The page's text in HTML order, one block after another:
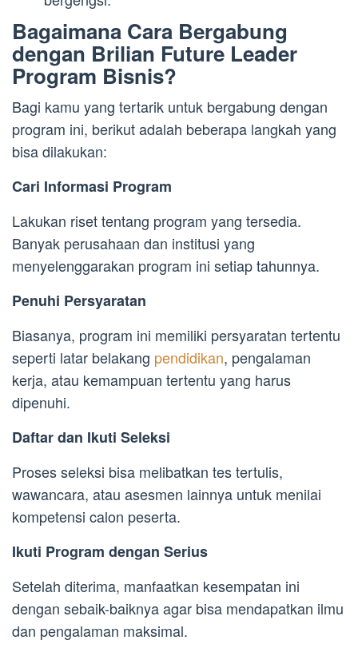
Bagaimana Cara Bergabung
dengan Brilian Future Leader
Program Bisnis?
Bagi kamu yang tertarik untuk bergabung dengan
program ini, berikut adalah beberapa langkah yang
bisa dilakukan:
Cari Informasi Program
Lakukan riset tentang program yang tersedia.
Banyak perusahaan dan institusi yang
menyelenggarakan program ini setiap tahunnya.
Penuhi Persyaratan
Biasanya, program ini memiliki persyaratan tertentu
seperti latar belakang pendidikan, pengalaman
kerja, atau kemampuan tertentu yang harus
dipenuhi.
Daftar dan Ikuti Seleksi
Proses seleksi bisa melibatkan tes tertulis,
wawancara, atau asesmen lainnya untuk menilai
kompetensi calon peserta.
Ikuti Program dengan Serius
Setelah diterima, manfaatkan kesempatan ini
dengan sebaik-baiknya agar bisa mendapatkan ilmu
dan pengalaman maksimal.